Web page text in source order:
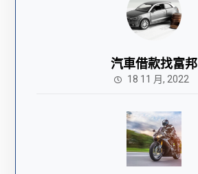
汽車借款找富邦
18 11 月, 2022